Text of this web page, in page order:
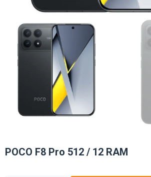
POCO F8 Pro 512 / 12 RAM